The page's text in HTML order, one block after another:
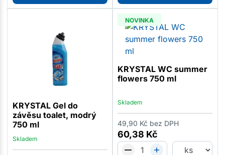
KRYSTAL Gel do
závěsu toalet, modrý
750 ml
Skladem
NOVINKA
KRYSTAL WC summer
flowers 750 ml
Skladem
60,38 Kč
49,90 Kč bez DPH